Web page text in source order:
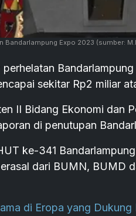
Bandarlampung Expo 2023 (sumber:
sekitar Rp2 miliar
II Bidang Ekonomi dan
di penutupan
ke-341
dari BUMN, BUMD
di Eropa yang